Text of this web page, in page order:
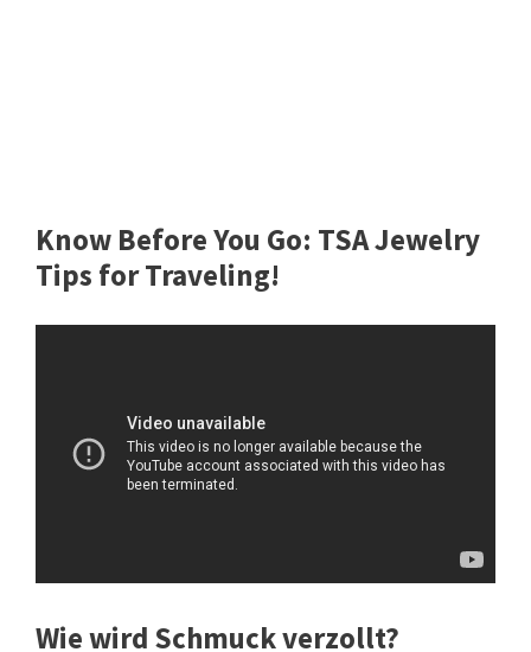
Know Before You Go: TSA Jewelry
Tips for Traveling!
Wie wird Schmuck verzollt?